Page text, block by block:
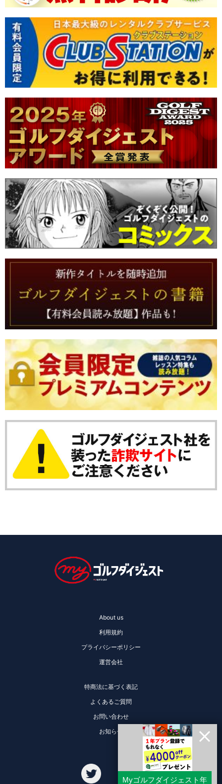
About us
利用規約
プライバシーポリシー
運営会社
特商法に基づく表記
よくあるご質問
お問い合わせ
お知らせ